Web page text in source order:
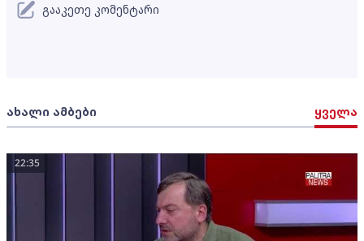
ახალი ამბები ყველა
22:35
გააკეთე კომენტარი